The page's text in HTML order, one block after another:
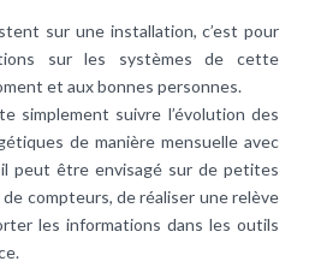
sur une installation, c’est pour
sur les systèmes de cette
et aux bonnes personnes.
simplement suivre l’évolution des
de manière mensuelle avec
peut être envisagé sur de petites
compteurs, de réaliser une relève
les informations dans les outils